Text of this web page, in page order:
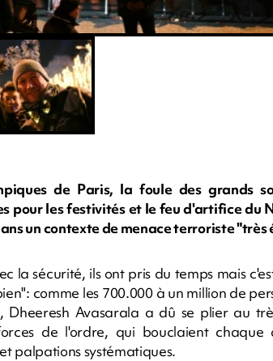
de Paris, la foule des grands
pour les festivités et le feu d'artifice du
un contexte de menace terroriste "très
la sécurité, ils ont pris du temps mais
comme les 700.000 à un million de
Dheeresh Avasarala a dû se plier au
de l'ordre, qui bouclaient chaque
palpations systématiques.